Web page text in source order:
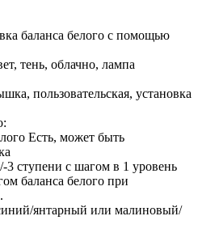
баланса белого с помощью
тень, облачно, лампа
пользовательская, установка
Есть, может быть
3 ступени с шагом в 1 уровень
баланса белого при
янтарный или малиновый/